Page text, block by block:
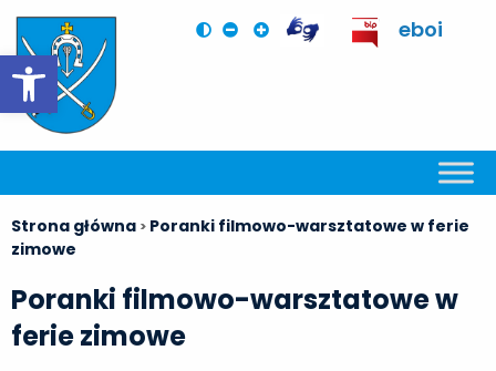
Otwórz pasek narzędzi
eboi
Strona główna > Poranki filmowo-warsztatowe w ferie
zimowe
Poranki filmowo-warsztatowe w
ferie zimowe